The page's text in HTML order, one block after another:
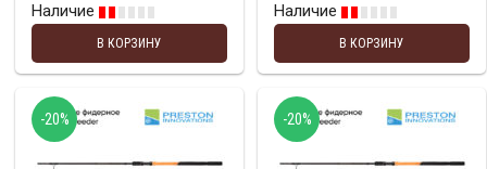
Наличие
В КОРЗИНУ
Наличие
В КОРЗИНУ
-20% -20%